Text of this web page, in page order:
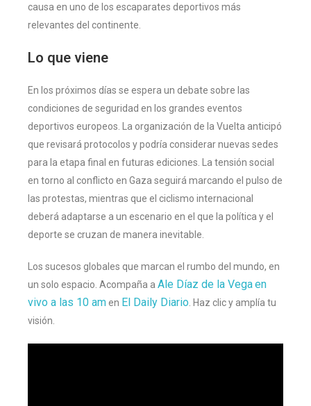
causa en uno de los escaparates deportivos más
relevantes del continente.
Lo que viene
En los próximos días se espera un debate sobre las
condiciones de seguridad en los grandes eventos
deportivos europeos. La organización de la Vuelta anticipó
que revisará protocolos y podría considerar nuevas sedes
para la etapa final en futuras ediciones. La tensión social
en torno al conflicto en Gaza seguirá marcando el pulso de
las protestas, mientras que el ciclismo internacional
deberá adaptarse a un escenario en el que la política y el
deporte se cruzan de manera inevitable.
Los sucesos globales que marcan el rumbo del mundo, en
un solo espacio. Acompaña a Ale Díaz de la Vegaen
vivo a las 10 amen El Daily Diario . Haz clic y amplía tu
visión.